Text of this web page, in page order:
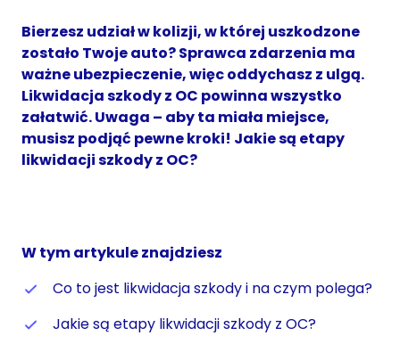
Bierzesz udział w kolizji, w której uszkodzone
zostało Twoje auto? Sprawca zdarzenia ma
ważne ubezpieczenie, więc oddychasz z ulgą.
Likwidacja szkody z OC powinna wszystko
załatwić. Uwaga – aby ta miała miejsce,
musisz podjąć pewne kroki! Jakie są etapy
likwidacji szkody z OC?
W tym artykule znajdziesz
Co to jest likwidacja szkody i na czym polega?
Jakie są etapy likwidacji szkody z OC?